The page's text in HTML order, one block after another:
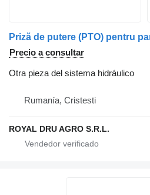
Priză de putere (PTO) pentru
Precio a consultar
Otra pieza del sistema hidráulico
Rumanía, Cristesti
ROYAL DRU AGRO S.R.L.